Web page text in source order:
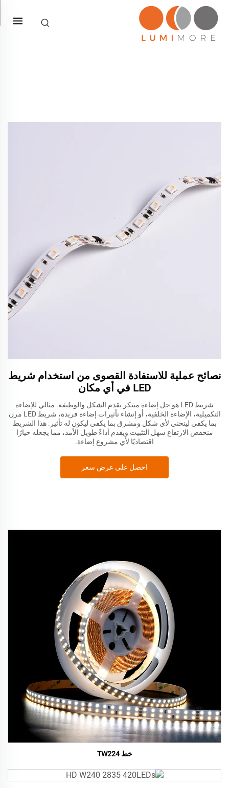
نصائح عملية للاستفادة القصوى من استخدام شريط
LED في أي مكان
شريط LED هو حل إضاءة مبتكر يقدم الشكل والوظيفة. مثالي للإضاءة
التكميلية، الإضاءة الخلفية، أو إنشاء تأثيرات إضاءة فريدة، شريط LED مرن
بما يكفي لينحني لأي شكل ومشرق بما يكفي ليكون له تأثير. هذا الشريط
منخفض الارتفاع سهل التثبيت ويقدم أداءً طويل الأمد، مما يجعله خيارًا
اقتصاديًا لأي مشروع إضاءة.
احصل على عرض سعر
خط TW224